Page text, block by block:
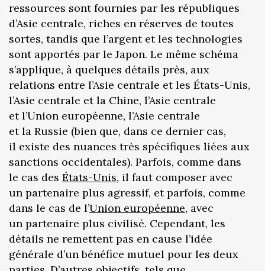
ressources sont fournies par les républiques
d’Asie centrale, riches en réserves de toutes
sortes, tandis que l’argent et les technologies
sont apportés par le Japon. Le même schéma
s’applique, à quelques détails près, aux
relations entre l’Asie centrale et les États-Unis,
l’Asie centrale et la Chine, l’Asie centrale
et l’Union européenne, l’Asie centrale
et la Russie (bien que, dans ce dernier cas,
il existe des nuances très spécifiques liées aux
sanctions occidentales). Parfois, comme dans
le cas des États-Unis, il faut composer avec
un partenaire plus agressif, et parfois, comme
dans le cas de l’Union européenne, avec
un partenaire plus civilisé. Cependant, les
détails ne remettent pas en cause l’idée
générale d’un bénéfice mutuel pour les deux